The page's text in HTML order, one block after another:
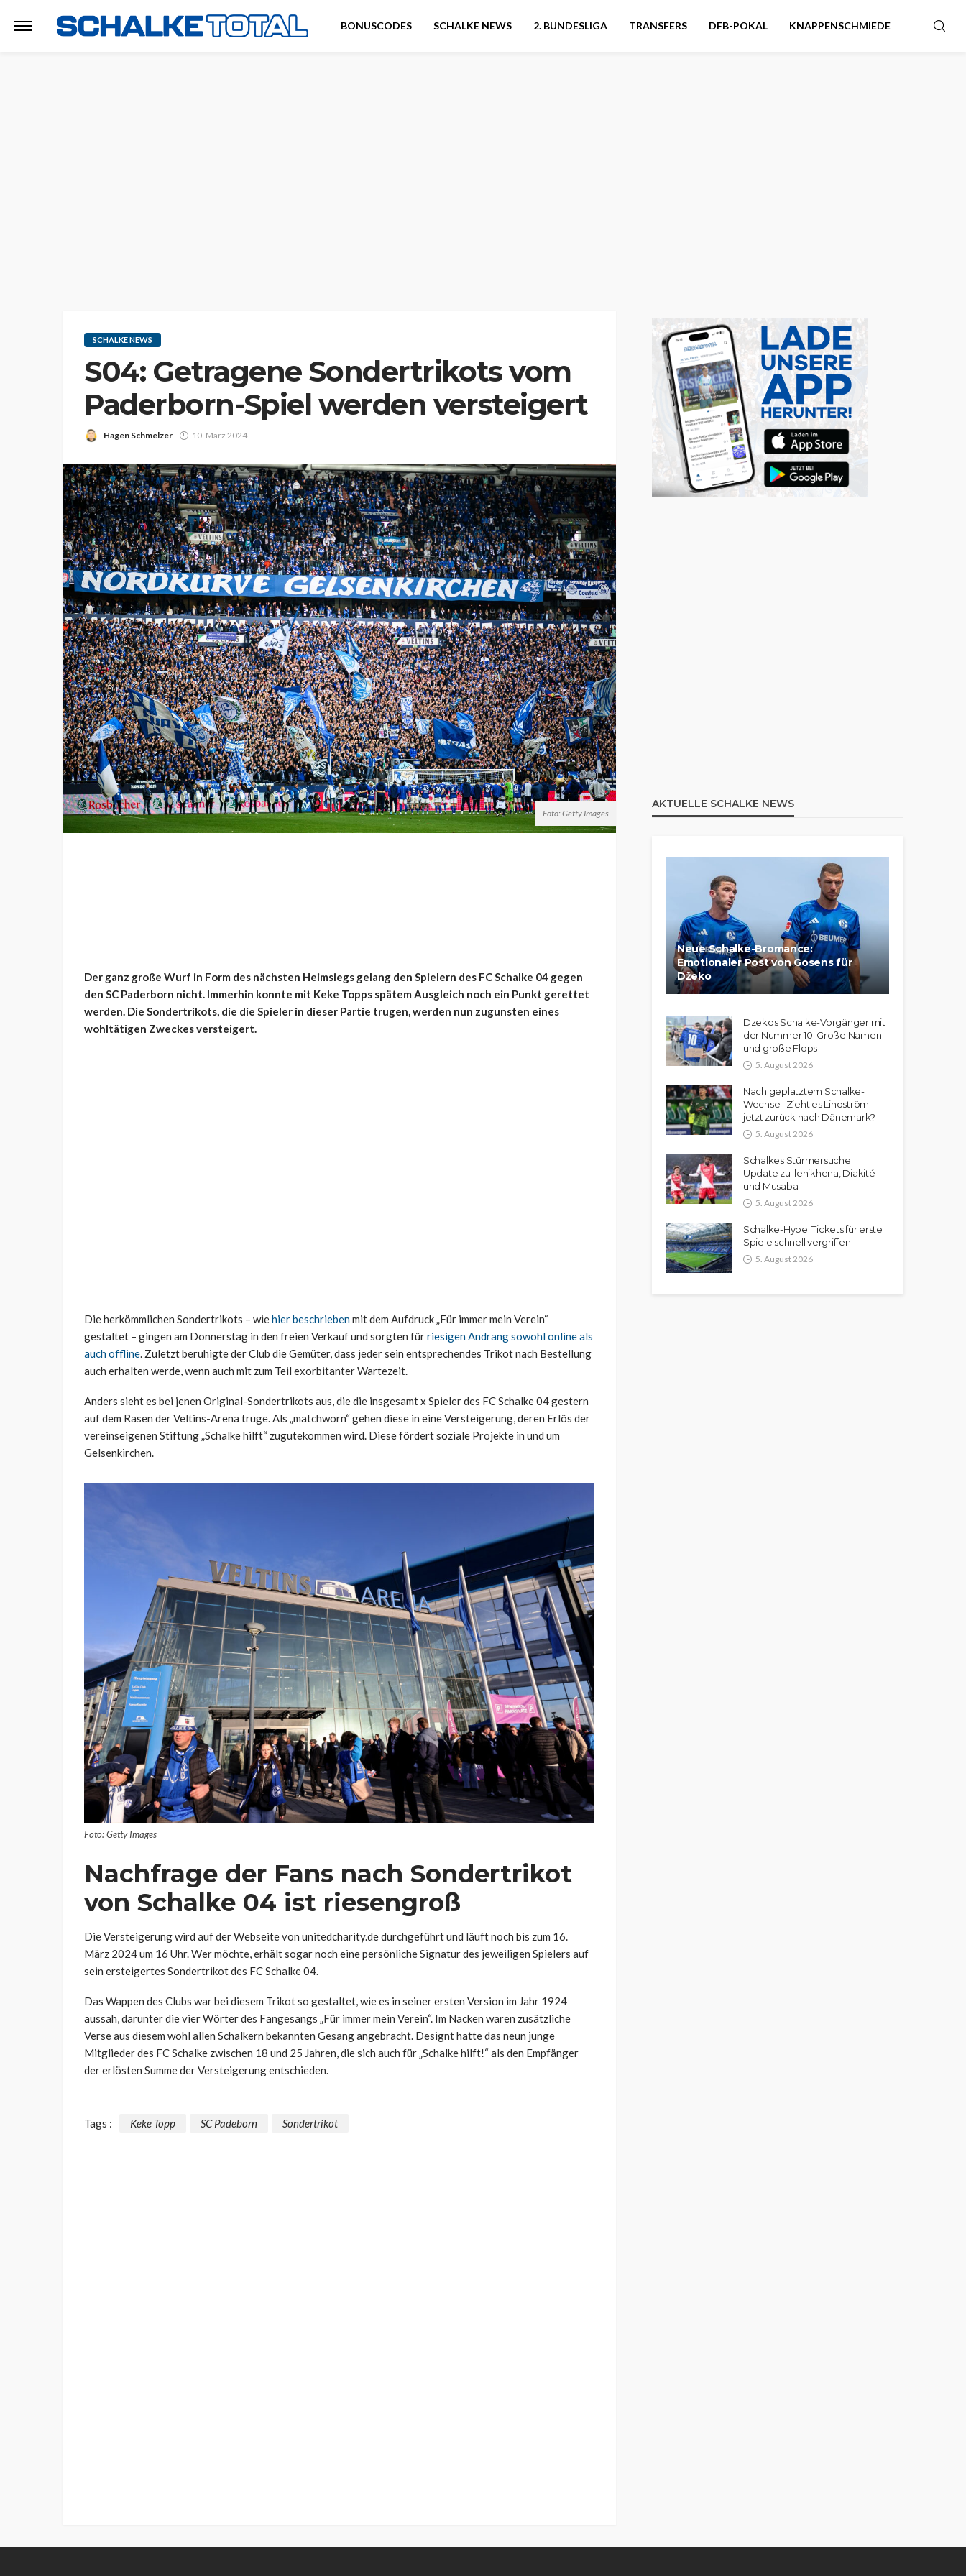
BONUSCODES SCHALKE NEWS 2. BUNDESLIGA TRANSFERS DFB-POKAL KNAPPENSCHMIEDE
SCHALKE NEWS
S04: Getragene Sondertrikots vom
Paderborn-Spiel werden versteigert
Hagen Schmelzer 10. März 2024
Foto: Getty Images
Der ganz große Wurf in Form des nächsten Heimsiegs gelang den Spielern des FC Schalke 04 gegen
den SC Paderborn nicht. Immerhin konnte mit Keke Topps spätem Ausgleich noch ein Punkt gerettet
werden. Die Sondertrikots, die die Spieler in dieser Partie trugen, werden nun zugunsten eines
wohltätigen Zweckes versteigert.
Die herkömmlichen Sondertrikots – wiehier beschriebenmit dem Aufdruck „Für immer mein Verein“
gestaltet – gingen am Donnerstag in den freien Verkauf und sorgten fürriesigen Andrang sowohl online als
auch offline. Zuletzt beruhigte der Club die Gemüter, dass jeder sein entsprechendes Trikot nach Bestellung
auch erhalten werde, wenn auch mit zum Teil exorbitanter Wartezeit.
Anders sieht es bei jenen Original-Sondertrikots aus, die die insgesamt x Spieler des FC Schalke 04 gestern
auf dem Rasen der Veltins-Arena truge. Als „matchworn“ gehen diese in eine Versteigerung, deren Erlös der
vereinseigenen Stiftung „Schalke hilft“ zugutekommen wird. Diese fördert soziale Projekte in und um
Gelsenkirchen.
Foto: Getty Images
Nachfrage der Fans nach Sondertrikot
von Schalke 04 ist riesengroß
Die Versteigerung wird auf der Webseite von unitedcharity.de durchgeführt und läuft noch bis zum 16.
März 2024 um 16 Uhr. Wer möchte, erhält sogar noch eine persönliche Signatur des jeweiligen Spielers auf
sein ersteigertes Sondertrikot des FC Schalke 04.
Das Wappen des Clubs war bei diesem Trikot so gestaltet, wie es in seiner ersten Version im Jahr 1924
aussah, darunter die vier Wörter des Fangesangs „Für immer mein Verein“. Im Nacken waren zusätzliche
Verse aus diesem wohl allen Schalkern bekannten Gesang angebracht. Designt hatte das neun junge
Mitglieder des FC Schalke zwischen 18 und 25 Jahren, die sich auch für „Schalke hilft!“ als den Empfänger
der erlösten Summe der Versteigerung entschieden.
Tags : Keke Topp SC Padeborn Sondertrikot
AKTUELLE SCHALKE NEWS
Neue Schalke-Bromance:
Emotionaler Post von Gosens für
Džeko
Dzekos Schalke-Vorgänger mit
der Nummer 10: Große Namen
und große Flops
5. August 2026
Nach geplatztem Schalke-
Wechsel: Zieht es Lindström
jetzt zurück nach Dänemark?
5. August 2026
Schalkes Stürmersuche:
Update zu Ilenikhena, Diakité
und Musaba
5. August 2026
Schalke-Hype: Tickets für erste
Spiele schnell vergriffen
5. August 2026